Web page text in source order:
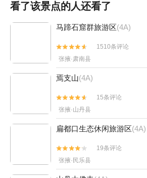
看了该景点的人还看了
马蹄石窟群旅游区(4A)


1510条评论
张掖·肃南县
焉支山(4A)


15条评论
张掖·山丹县
扁都口生态休闲旅游区(4A)


19条评论
张掖·民乐县